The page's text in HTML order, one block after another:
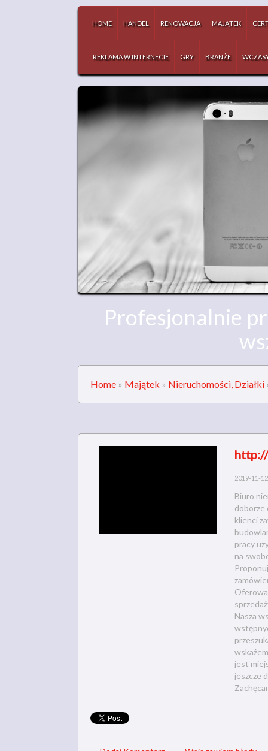
HOME HANDEL RENOWACJA MAJĄTEK
REKLAMA W INTERNECIE GRY BRANŻE
Profesjonalnie
Home » Majątek » Nieruchomości, Działki
2019-11-12
Biuro
doborze
klienci
pracy
na
Nasza
jest
jeszcze